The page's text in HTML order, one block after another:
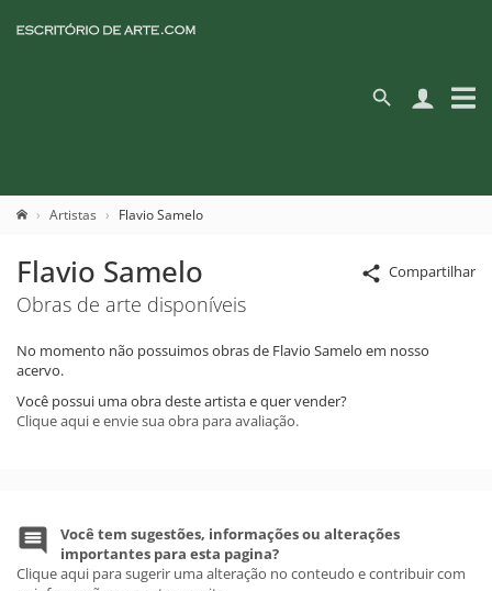
Artistas Flavio Samelo
Compartilhar
Flavio Samelo
Obras de arte disponíveis
No momento não possuimos obras de Flavio Samelo em nosso
acervo.
Você possui uma obra deste artista e quer vender?
Clique aqui e envie sua obra para avaliação.
Você tem sugestões, informações ou alterações
importantes para esta pagina?
Clique aqui para sugerir uma alteração no conteudo e contribuir com